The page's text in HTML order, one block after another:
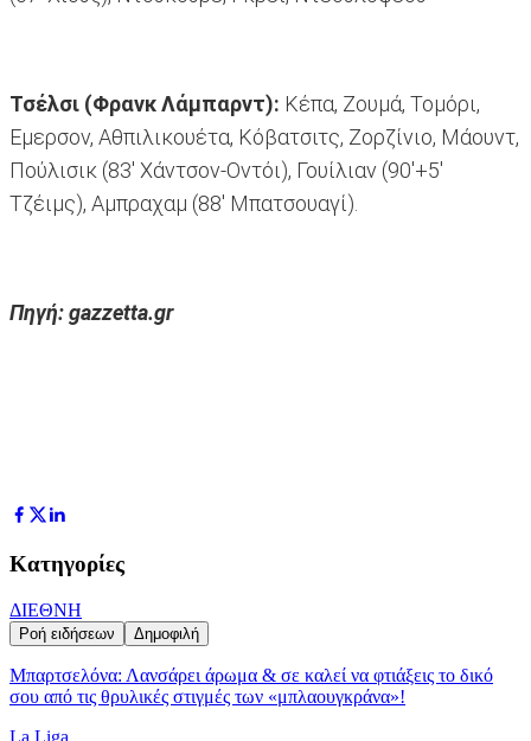
Τσέλσι (Φρανκ Λάμπαρντ): Κέπα, Ζουμά, Τομόρι,
Εμερσον, Αθπιλικουέτα, Κόβατσιτς, Ζορζίνιο, Μάουντ,
Πούλισικ (83' Χάντσον-Οντόι), Γουίλιαν (90'+5'
Τζέιμς), Αμπραχαμ (88' Μπατσουαγί).
Πηγή: gazzetta.gr
Κατηγορίες
ΔΙΕΘΝΗ
Ροή ειδήσεων Δημοφιλή
Μπαρτσελόνα: Λανσάρει άρωμα & σε καλεί να φτιάξεις το δικό
σου από τις θρυλικές στιγμές των «μπλαουγκράνα»!
La Liga